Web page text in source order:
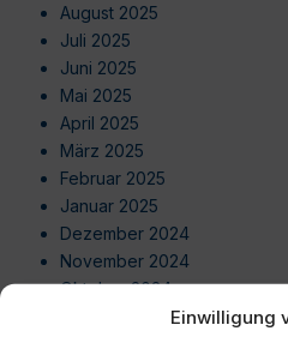
Einwilligung
August 2025
Juli 2025
Juni 2025
Mai 2025
April 2025
März 2025
Februar 2025
Januar 2025
Dezember 2024
November 2024
Oktober 2024
September 2024